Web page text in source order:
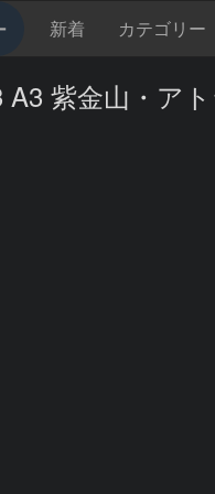
新着 カテゴリー
A3 紫金山・ア